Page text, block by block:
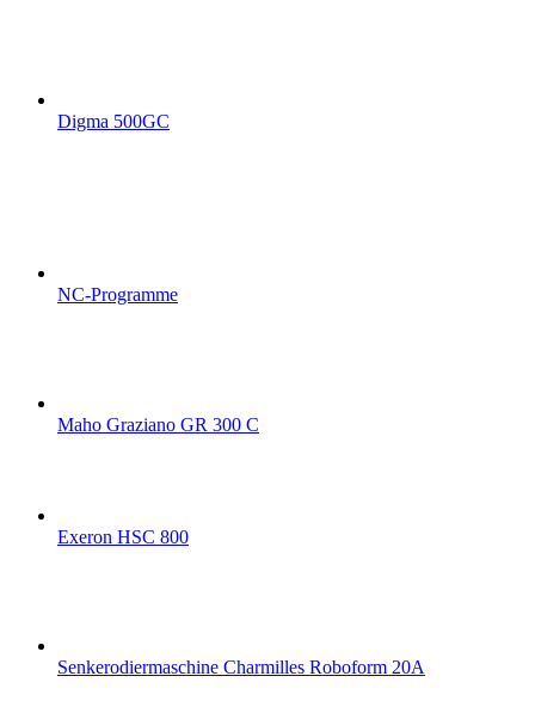
Digma 500GC
NC-Programme
Maho Graziano GR 300 C
Exeron HSC 800
Senkerodiermaschine Charmilles Roboform 20A